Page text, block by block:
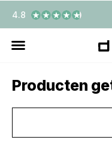
4.8
Producten